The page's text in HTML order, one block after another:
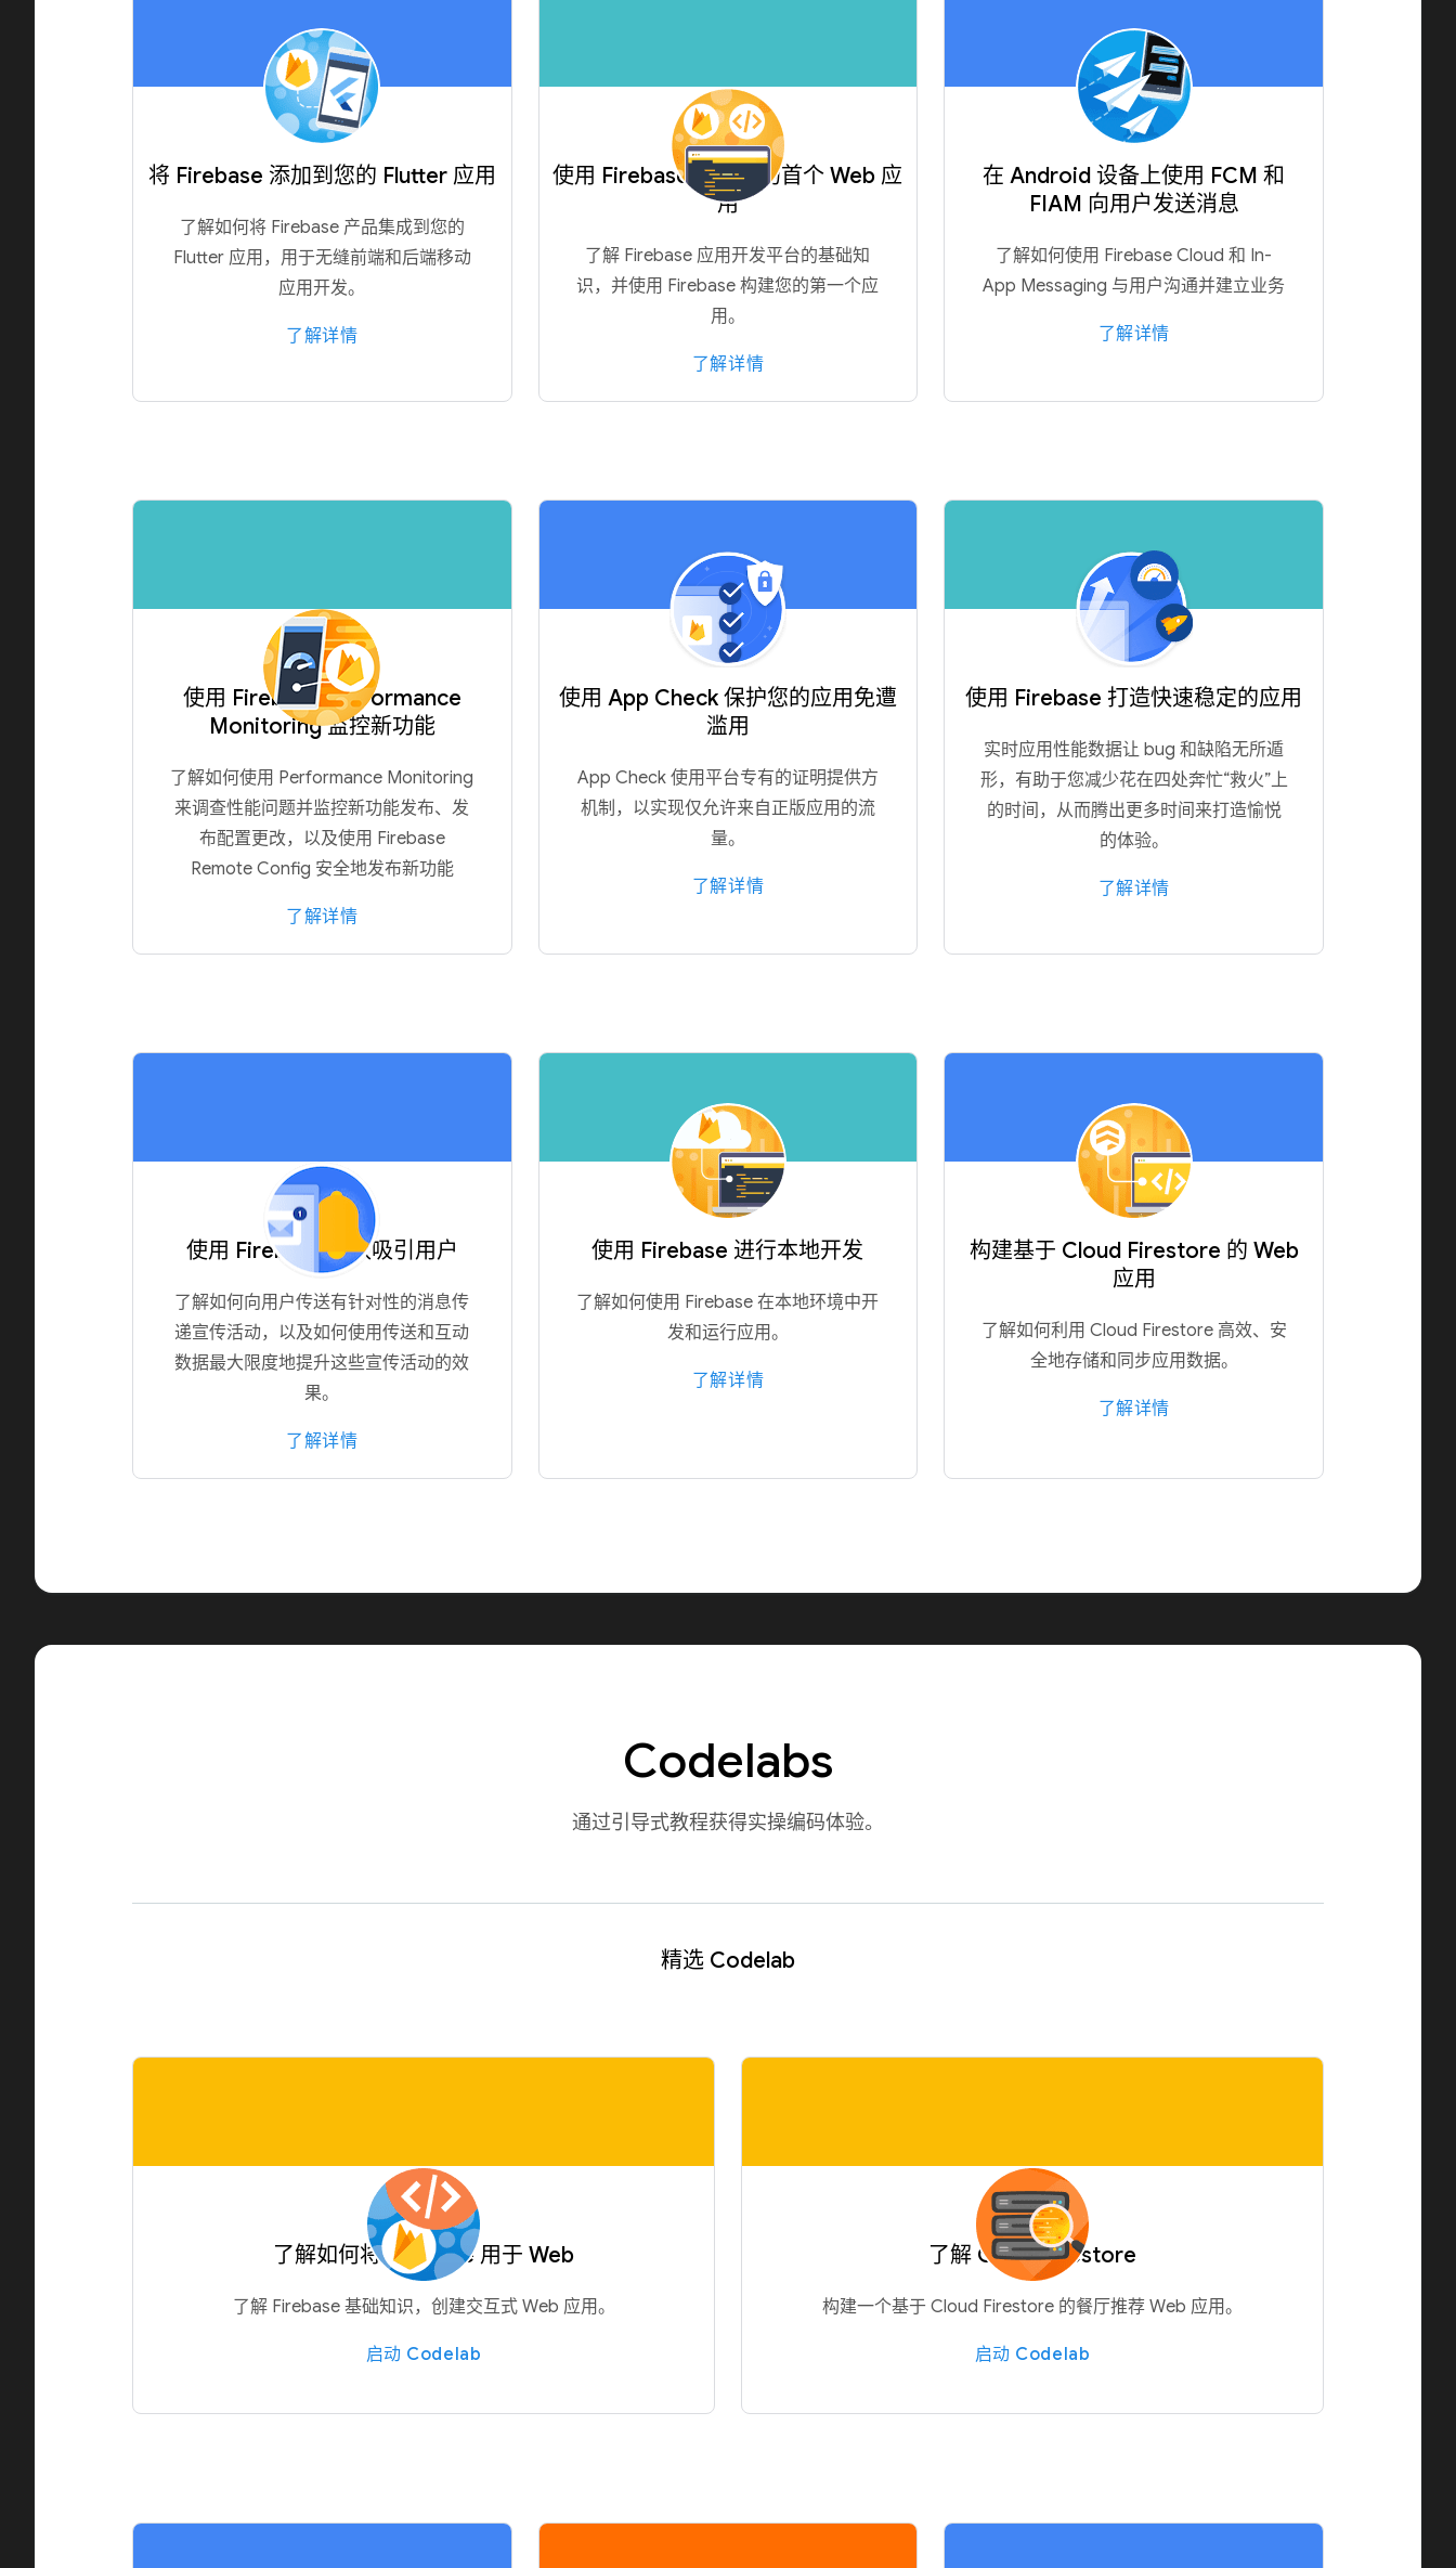
将 Firebase 添加到您的 Flutter 应用
了解如何将 Firebase 产品集成到您的
Flutter 应用，用于无缝前端和后端移动
应用开发。
了解详情
使用 Firebase 构建您的首个 Web 应
用
了解 Firebase 应用开发平台的基础知
识，并使用 Firebase 构建您的第一个应
用。
了解详情
在 Android 设备上使用 FCM 和
FIAM 向用户发送消息
了解如何使用 Firebase Cloud 和 In-
App Messaging 与用户沟通并建立业务
了解详情
使用 Firebase Performance
Monitoring 监控新功能
了解如何使用 Performance Monitoring
来调查性能问题并监控新功能发布、发
布配置更改，以及使用 Firebase
Remote Config 安全地发布新功能
了解详情
使用 App Check 保护您的应用免遭
滥用
App Check 使用平台专有的证明提供方
机制，以实现仅允许来自正版应用的流
量。
了解详情
使用 Firebase 打造快速稳定的应用
实时应用性能数据让 bug 和缺陷无所遁
形，有助于您减少花在四处奔忙“救火”上
的时间，从而腾出更多时间来打造愉悦
的体验。
了解详情
使用 Firebase 有效吸引用户
了解如何向用户传送有针对性的消息传
递宣传活动，以及如何使用传送和互动
数据最大限度地提升这些宣传活动的效
果。
了解详情
使用 Firebase 进行本地开发
了解如何使用 Firebase 在本地环境中开
发和运行应用。
了解详情
构建基于 Cloud Firestore 的 Web
应用
了解如何利用 Cloud Firestore 高效、安
全地存储和同步应用数据。
了解详情
Codelabs
通过引导式教程获得实操编码体验。
精选 Codelab
了解如何将 Firebase 用于 Web
了解 Firebase 基础知识，创建交互式 Web 应用。
启动 Codelab
了解 Cloud Firestore
构建一个基于 Cloud Firestore 的餐厅推荐 Web 应用。
启动 Codelab